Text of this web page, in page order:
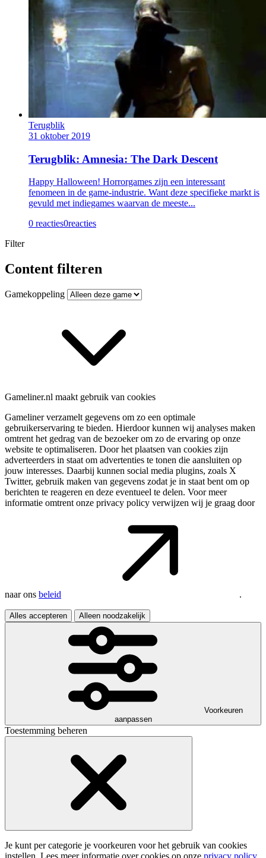
Terugblik
31 oktober 2019
Terugblik: Amnesia: The Dark Descent
Happy Halloween! Horrorgames zijn een interessant
fenomeen in de game-industrie. Want deze specifieke markt is
gevuld met indiegames waarvan de meeste...
0 reacties0reacties
Filter
Content filteren
Gamekoppeling
Gameliner.nl maakt gebruik van cookies
Gameliner verzamelt gegevens om zo een optimale
gebruikerservaring te bieden. Hierdoor kunnen wij analyses maken
omtrent het gedrag van de bezoeker om zo de ervaring op onze
website te optimaliseren. Door het plaatsen van cookies zijn
adverteerders in staat om advertenties te tonen die aansluiten op
jouw interesses. Daarbij kunnen social media plugins, zoals X
Twitter, gebruik maken van gegevens zodat je in staat bent om op
berichten te reageren en deze eventueel te delen. Voor meer
informatie omtrent onze privacy policy verwijzen wij je graag door
naar ons beleid .
Alles accepteren Alleen noodzakelijk
Voorkeuren
aanpassen
Toestemming beheren
Je kunt per categorie je voorkeuren voor het gebruik van cookies